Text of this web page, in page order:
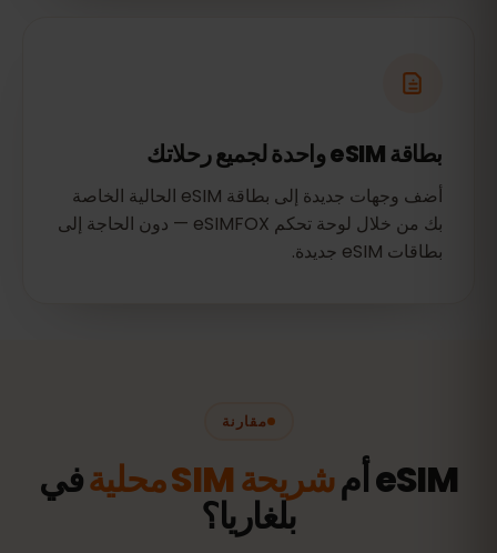
بطاقة eSIM واحدة لجميع رحلاتك
أضف وجهات جديدة إلى بطاقة eSIM الحالية الخاصة
بك من خلال لوحة تحكم eSIMFOX — دون الحاجة إلى
بطاقات eSIM جديدة.
مقارنة
eSIM أم شريحة SIM محلية في
بلغاريا؟